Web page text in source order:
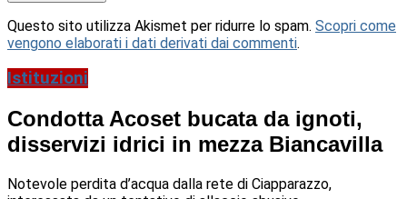
Questo sito utilizza Akismet per ridurre lo spam. Scopri come
vengono elaborati i dati derivati dai commenti.
Istituzioni
Condotta Acoset bucata da ignoti,
disservizi idrici in mezza Biancavilla
Notevole perdita d’acqua dalla rete di Ciapparazzo,